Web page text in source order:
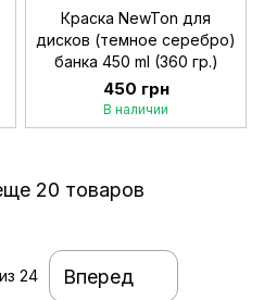
Краска NewTon для
дисков (темное серебро)
банка 450 ml (360 гр.)
450 грн
В наличии
20 товаров
из 24 Вперед